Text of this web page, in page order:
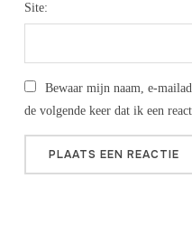
Site:
Bewaar mijn naam, e-
de volgende keer dat ik een